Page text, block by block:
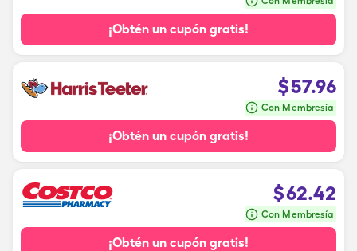
¡Obtén un cupón gratis!
$57.96
Con Membresía
¡Obtén un cupón gratis!
$62.42
Con Membresía
¡Obtén un cupón gratis!